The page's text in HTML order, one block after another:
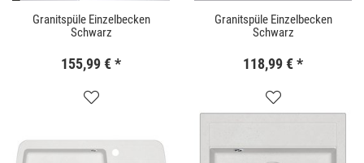
Granitspüle Einzelbecken
Schwarz
155,99 €*
Granitspüle Einzelbecken
Schwarz
118,99 €*